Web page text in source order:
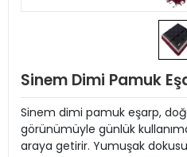
Sinem Dimi Pamuk
Sinem dimi pamuk eşarp,
görünümüyle günlük
araya getirir. Yumuşak